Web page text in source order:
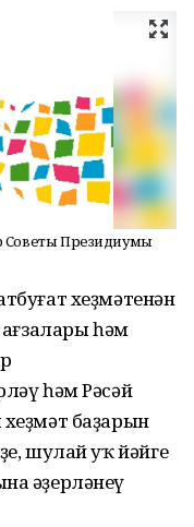
Советы Президиумы
хеҙмәтенән
ағзалары һәм
һәм Рәсәй
баҙарын
шулай уҡ йәйге
әҙерләнеү